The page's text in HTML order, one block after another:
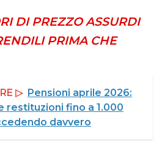
DI PREZZO ASSURDI
PRIMA CHE
▷ Pensioni aprile 2026:
restituzioni fino a 1.000
davvero